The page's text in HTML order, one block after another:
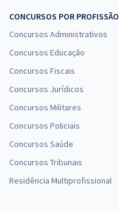
CONCURSOS POR PROFISSÃO
Concursos Administrativos
Concursos Educação
Concursos Fiscais
Concursos Jurídicos
Concursos Militares
Concursos Policiais
Concursos Saúde
Concursos Tribunais
Residência Multiprofissional